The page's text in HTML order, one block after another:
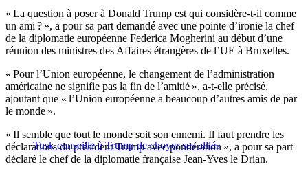
« La question à poser à Donald Trump est qui considère-t-il comme
un ami ? », a pour sa part demandé avec une pointe d’ironie la chef
de la diplomatie européenne Federica Mogherini au début d’une
réunion des ministres des Affaires étrangères de l’UE à Bruxelles.
« Pour l’Union européenne, le changement de l’administration
américaine ne signifie pas la fin de l’amitié », a-t-elle précisé,
ajoutant que « l’Union européenne a beaucoup d’autres amis de par
le monde ».
Tusk conseille à Trump de choyer ses alliés
« Il semble que tout le monde soit son ennemi. Il faut prendre les
déclarations du président Trump avec pondération », a pour sa part
déclaré le chef de la diplomatie française Jean-Yves le Drian.